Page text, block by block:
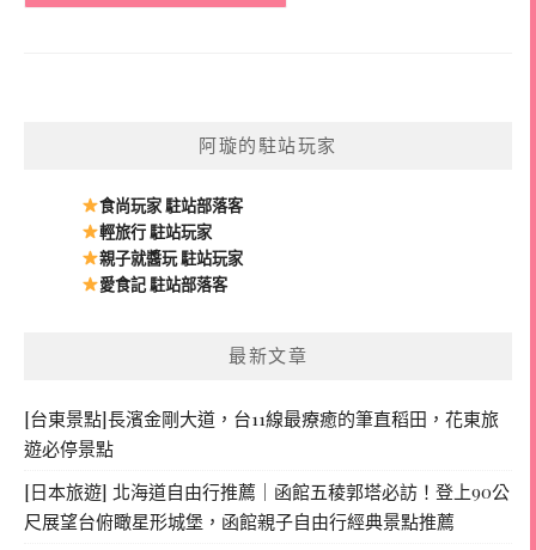
阿璇的駐站玩家
食尚玩家 駐站部落客
輕旅行 駐站玩家
親子就醬玩 駐站玩家
愛食記 駐站部落客
最新文章
[台東景點]長濱金剛大道，台11線最療癒的筆直稻田，花東旅
遊必停景點
[日本旅遊] 北海道自由行推薦｜函館五稜郭塔必訪！登上90公
尺展望台俯瞰星形城堡，函館親子自由行經典景點推薦